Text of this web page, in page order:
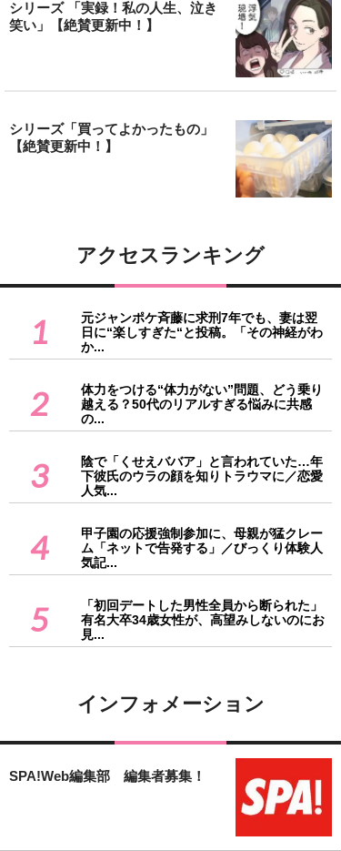
シリーズ 「実録！私の人生、泣き
笑い」【絶賛更新中！】
シリーズ「買ってよかったもの」
【絶賛更新中！】
アクセスランキング
1
元ジャンポケ斉藤に求刑7年でも、妻は翌
日に“楽しすぎた“と投稿。「その神経がわ
か...
2
体力をつける“体力がない”問題、どう乗り
越える？50代のリアルすぎる悩みに共感
の...
3
陰で「くせえババア」と言われていた…年
下彼氏のウラの顔を知りトラウマに／恋愛
人気...
4
甲子園の応援強制参加に、母親が猛クレー
ム「ネットで告発する」／びっくり体験人
気記...
5
「初回デートした男性全員から断られた」
有名大卒34歳女性が、高望みしないのにお
見...
インフォメーション
SPA!Web編集部 編集者募集！